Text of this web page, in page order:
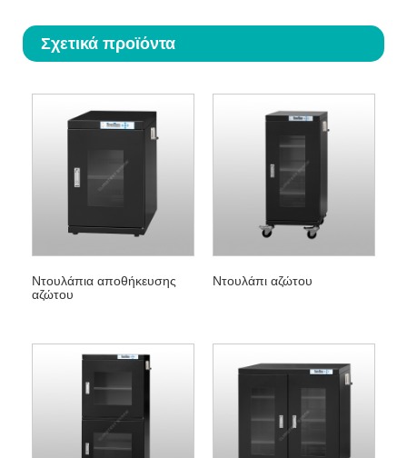
Σχετικά προϊόντα
Ντουλάπια αποθήκευσης
αζώτου
Ντουλάπι αζώτου